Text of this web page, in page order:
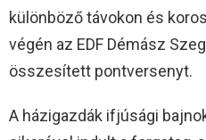
különböző távokon és
végén az EDF Démász
összesített pontversenyt.
A házigazdák ifjúsági